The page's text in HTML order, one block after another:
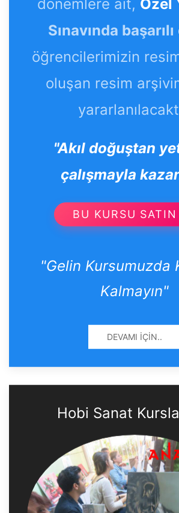
dönemlere ait, Özel
Sınavında
öğrencilerimizin
oluşan resim
"Akıl doğuştan
çalışmayla
BU KURSU
"Gelin Kursumuzda
Kalmayın"
DEVAMI İÇIN..
Hobi Sanat